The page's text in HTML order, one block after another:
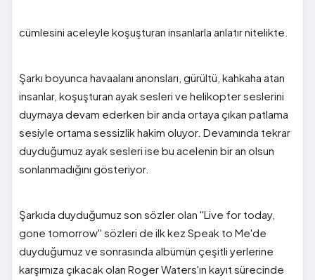
cümlesini aceleyle koşuşturan insanlarla anlatır nitelikte.
Şarkı boyunca havaalanı anonsları, gürültü, kahkaha atan
insanlar, koşuşturan ayak sesleri ve helikopter seslerini
duymaya devam ederken bir anda ortaya çıkan patlama
sesiyle ortama sessizlik hakim oluyor. Devamında tekrar
duyduğumuz ayak sesleri ise bu acelenin bir an olsun
sonlanmadığını gösteriyor.
Şarkıda duyduğumuz son sözler olan ''Live for today,
gone tomorrow'' sözleri de ilk kez Speak to Me'de
duyduğumuz ve sonrasında albümün çeşitli yerlerine
karşımıza çıkacak olan Roger Waters'ın kayıt sürecinde